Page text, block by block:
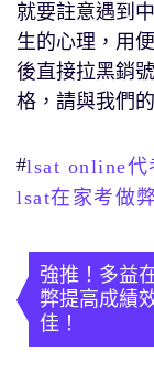
就要註意遇到
生的心理，用
後直接拉黑銷
格，請與我們
#lsat online代
lsat在家考做弊
章
導
覽
強推！多益
弊提高成績
佳！